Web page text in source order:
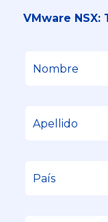
VMware